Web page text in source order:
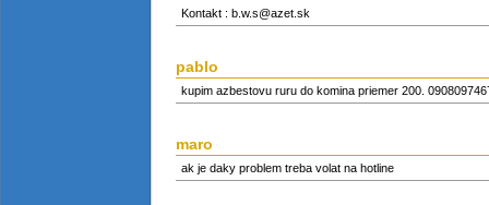
Kontakt : b.w.s@azet.sk
pablo
kupim azbestovu ruru do komina priemer 200.
maro
ak je daky problem treba volat na hotline